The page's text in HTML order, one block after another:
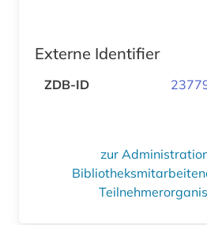
Externe Identifier
ZDB-ID
zur